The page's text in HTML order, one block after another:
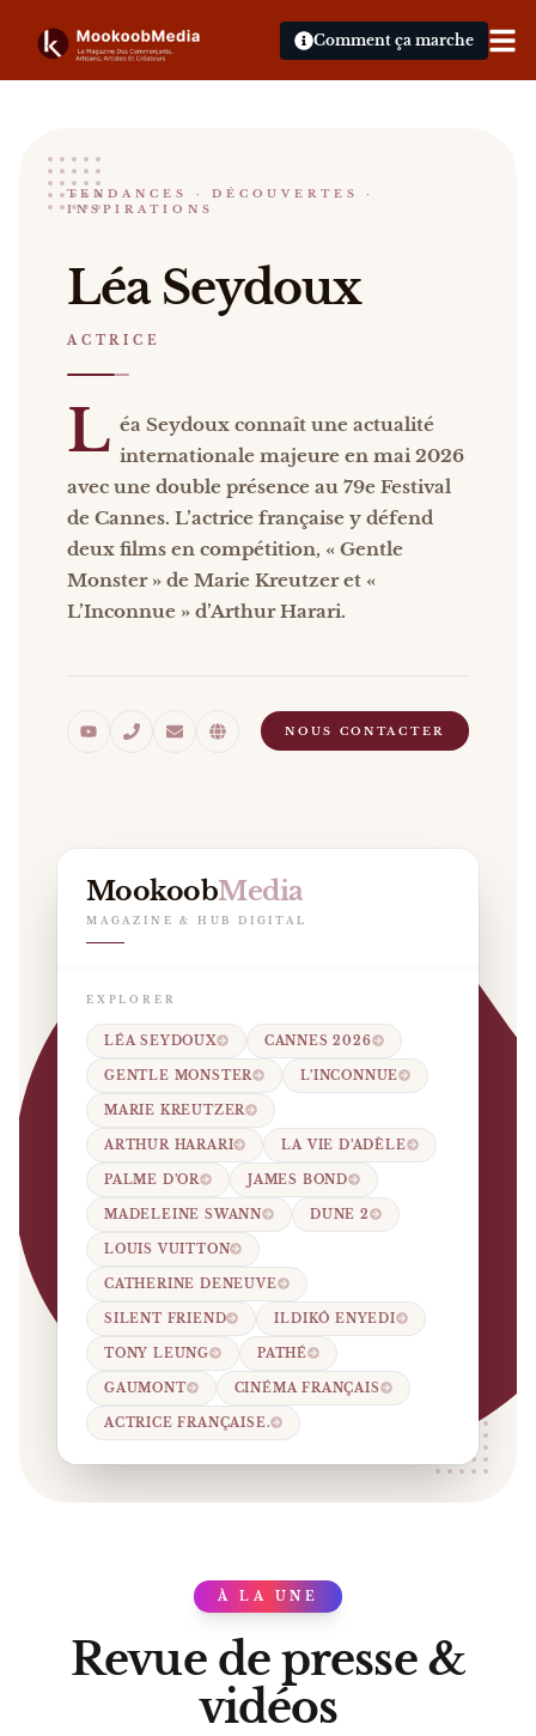
Comment ça marche
Léa Seydoux
ACTRICE
Léa Seydoux Léa Seydoux connaît une
Catalogue :presse, vidéos.
TENDANCES · DÉCOUVERTES ·
INSPIRATIONS
Léa Seydoux
ACTRICE
L éa Seydoux connaît une actualité
internationale majeure en mai 2026
avec une double présence au 79e Festival
de Cannes. L’actrice française y défend
deux films en compétition, « Gentle
Monster » de Marie Kreutzer et «
L’Inconnue » d’Arthur Harari.
NOUS CONTACTER
MookoobMedia
MAGAZINE & HUB DIGITAL
EXPLORER
LÉA SEYDOUX CANNES 2026
GENTLE MONSTER L’INCONNUE
MARIE KREUTZER
ARTHUR HARARI LA VIE D’ADÈLE
PALME D’OR JAMES BOND
MADELEINE SWANN DUNE 2
LOUIS VUITTON
CATHERINE DENEUVE
SILENT FRIEND ILDIKÓ ENYEDI
TONY LEUNG PATHÉ
GAUMONT CINÉMA FRANÇAIS
ACTRICE FRANÇAISE.
PRESS
À LA UNE
Revue de presse &
vidéos